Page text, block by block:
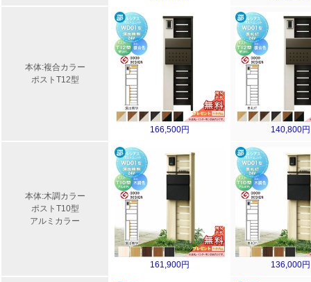
本体:複合カラー
ポストT12型
166,500円 140,800円
本体:木調カラー
ポストT10型
アルミカラー
161,900円 136,000円